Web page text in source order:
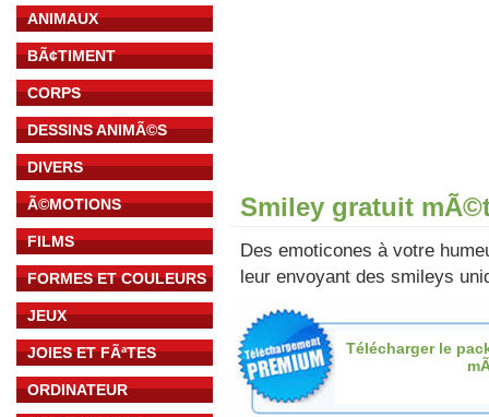
ANIMAUX
BÃ¢TIMENT
CORPS
DESSINS ANIMÃ©S
DIVERS
Ã©MOTIONS
FILMS
FORMES ET COULEURS
JEUX
JOIES ET FÃªTES
ORDINATEUR
Smiley gratuit
Des emoticones à votre
leur envoyant des smileys
Télécharger le